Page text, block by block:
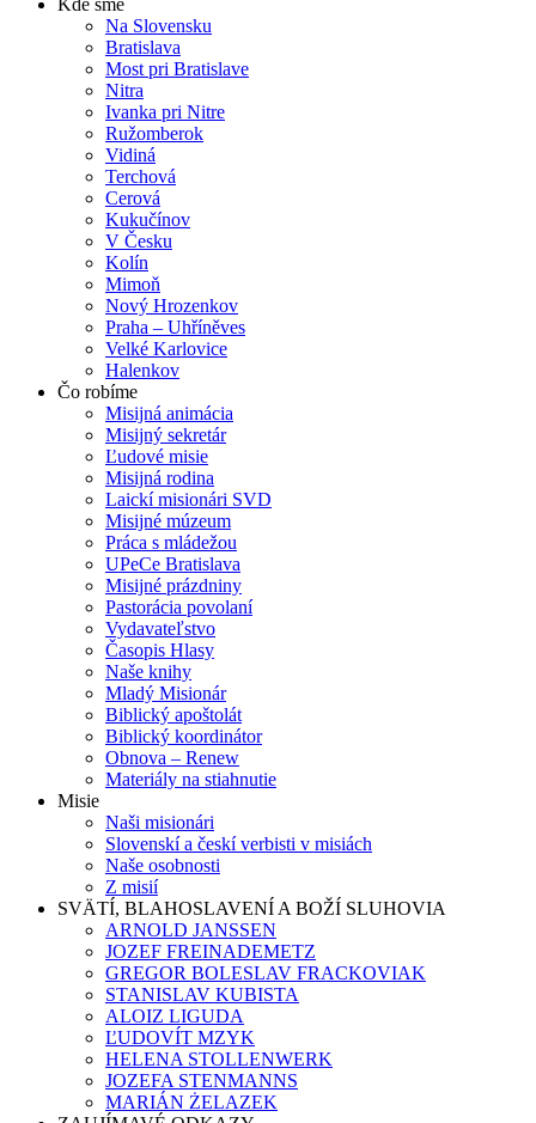
Na Slovensku
Bratislava
Most pri Bratislave
Nitra
Ivanka pri Nitre
Ružomberok
Vidiná
Terchová
Cerová
Kukučínov
V Česku
Kolín
Mimoň
Nový Hrozenkov
Praha – Uhříněves
Velké Karlovice
Halenkov
Čo robíme
Misijná animácia
Misijný sekretár
Ľudové misie
Misijná rodina
Laickí misionári SVD
Misijné múzeum
Práca s mládežou
UPeCe Bratislava
Misijné prázdniny
Pastorácia povolaní
Vydavateľstvo
Časopis Hlasy
Naše knihy
Mladý Misionár
Biblický apoštolát
Biblický koordinátor
Obnova – Renew
Materiály na stiahnutie
Misie
Naši misionári
Slovenskí a českí verbisti v misiách
Naše osobnosti
Z misií
SVÄTÍ, BLAHOSLAVENÍ A BOŽÍ SLUHOVIA
ARNOLD JANSSEN
JOZEF FREINADEMETZ
GREGOR BOLESLAV FRACKOVIAK
STANISLAV KUBISTA
ALOIZ LIGUDA
ĽUDOVÍT MZYK
HELENA STOLLENWERK
JOZEFA STENMANNS
MARIÁN ŻELAZEK